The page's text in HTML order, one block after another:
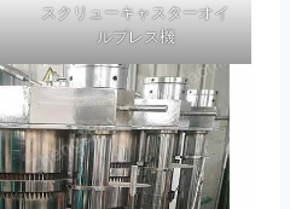
スクリューキャスターオイ
ルプレス機